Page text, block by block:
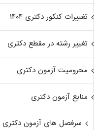
تغییرات کنکور دکتری ۱۴۰۴
تغییر رشته در مقطع دکتری
محرومیت آزمون دکتری
منابع آزمون دکتری
سرفصل های آزمون دکتری